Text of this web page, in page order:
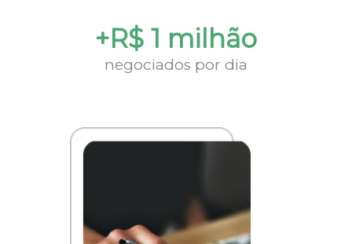
+R$ 1 milhão
negociados por dia